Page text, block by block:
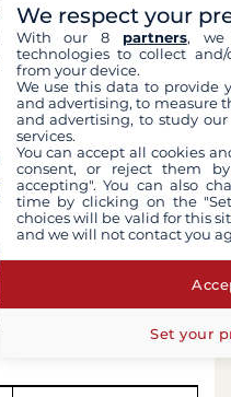
und Tauchen.
zu den
der Region.
Kreuzfahrt
variiert je nach
gewählter
eine
Kreuzfahrt.
We respect your
With our 8 partners, we
technologies to collect
from your device.
We use this data to provide
and advertising, to measure
and advertising, to study
services.
You can accept all cookies
consent, or reject them
accepting". You can also
time by clicking on the
choices will be valid for this
and we will not contact you
Set your